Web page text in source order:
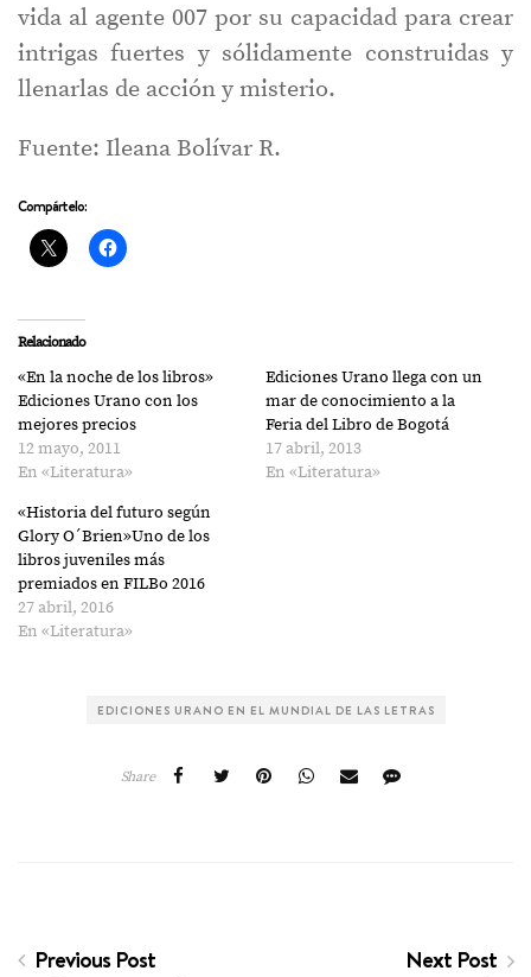
vida al agente 007 por su capacidad para crear
intrigas fuertes y sólidamente construidas y
llenarlas de acción y misterio.
Fuente: Ileana Bolívar R.
Compártelo:
Relacionado
«En la noche de los libros»
Ediciones Urano con los
mejores precios
12 mayo, 2011
En «Literatura»
Ediciones Urano llega con un
mar de conocimiento a la
Feria del Libro de Bogotá
17 abril, 2013
En «Literatura»
«Historia del futuro según
Glory O´Brien»Uno de los
libros juveniles más
premiados en FILBo 2016
27 abril, 2016
En «Literatura»
EDICIONES URANO EN EL MUNDIAL DE LAS LETRAS
Share
Previous Post Next Post